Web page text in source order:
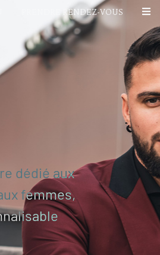
PRENDRE RENDEZ-VOUS
dédié aux
femmes,